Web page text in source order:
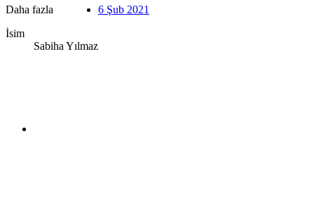
Daha fazla
İsim
Sabiha Yılmaz
6 Şub 2021